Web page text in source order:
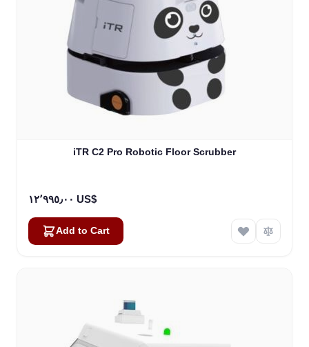
iTR C2 Pro Robotic Floor Scrubber
١٢٬٩٩٥٫٠٠ US$
Add to Cart